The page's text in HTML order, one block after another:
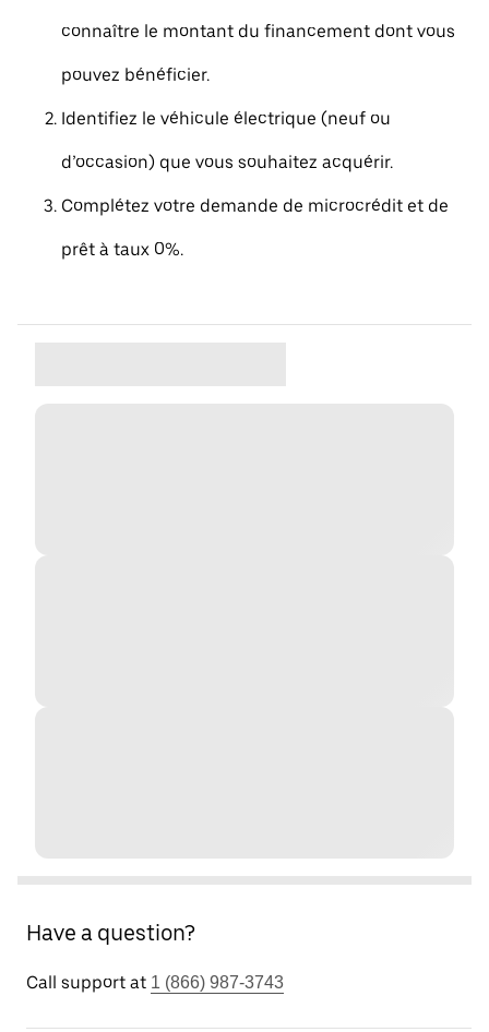
connaître le montant du financement dont vous
pouvez bénéficier.
Identifiez le véhicule électrique (neuf ou
d’occasion) que vous souhaitez acquérir.
Complétez votre demande de microcrédit et de
prêt à taux 0%.
Have a question?
Call support at 1 (866) 987-3743